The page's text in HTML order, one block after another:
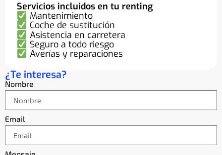
Servicios incluidos en tu renting
Mantenimiento
Coche de sustitución
Asistencia en carretera
Seguro a todo riesgo
Averías y reparaciones
¿Te interesa?
Nombre
Email